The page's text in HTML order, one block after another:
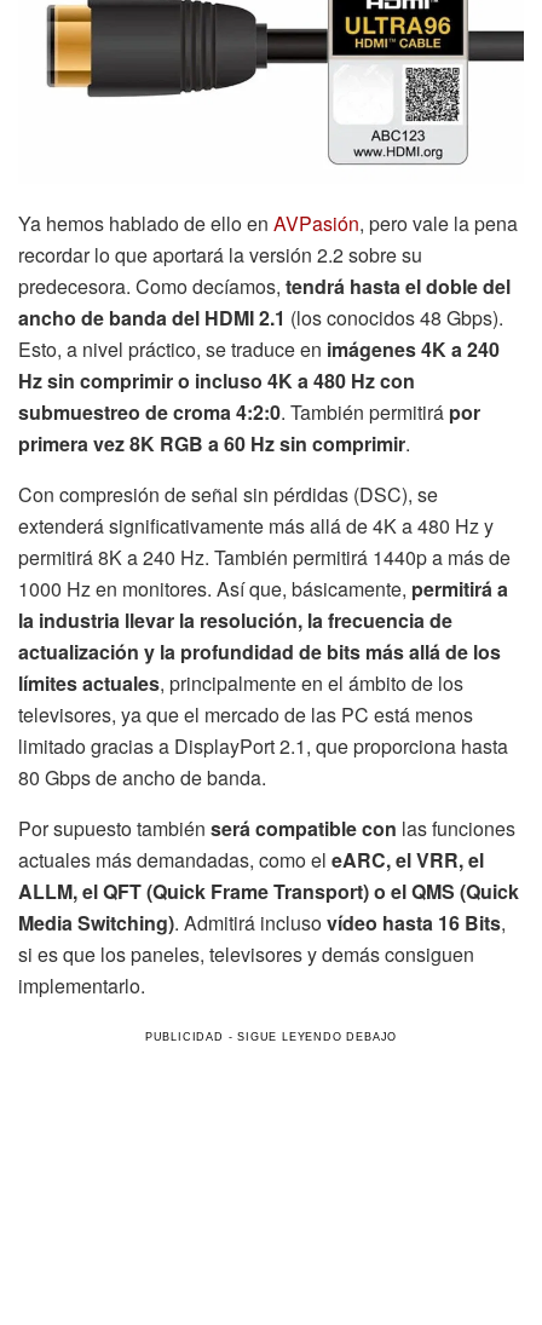
Ya hemos hablado de ello en AVPasión, pero vale la pena
recordar lo que aportará la versión 2.2 sobre su
predecesora. Como decíamos, tendrá hasta el doble del
ancho de banda del HDMI 2.1 (los conocidos 48 Gbps).
Esto, a nivel práctico, se traduce en imágenes 4K a 240
Hz sin comprimir o incluso 4K a 480 Hz con
submuestreo de croma 4:2:0. También permitirá por
primera vez 8K RGB a 60 Hz sin comprimir.
Con compresión de señal sin pérdidas (DSC), se
extenderá significativamente más allá de 4K a 480 Hz y
permitirá 8K a 240 Hz. También permitirá 1440p a más de
1000 Hz en monitores. Así que, básicamente, permitirá a
la industria llevar la resolución, la frecuencia de
actualización y la profundidad de bits más allá de los
límites actuales, principalmente en el ámbito de los
televisores, ya que el mercado de las PC está menos
limitado gracias a DisplayPort 2.1, que proporciona hasta
80 Gbps de ancho de banda.
Por supuesto también será compatible con las funciones
actuales más demandadas, como el eARC, el VRR, el
ALLM, el QFT (Quick Frame Transport) o el QMS (Quick
Media Switching). Admitirá inclusovídeo hasta 16 Bits,
si es que los paneles, televisores y demás consiguen
implementarlo.